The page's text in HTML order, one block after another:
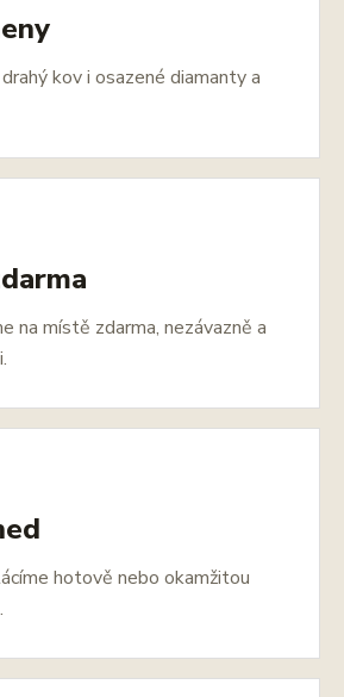
kov i osazené diamanty a
na místě zdarma, nezávazně a
hotově nebo okamžitou